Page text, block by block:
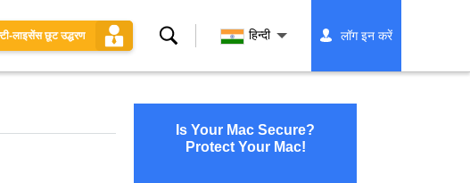
लाइसेंस छूट उद्धरण खोज हिन्दी लॉग इन करें
Is Your Mac Secure?
Protect Your Mac!